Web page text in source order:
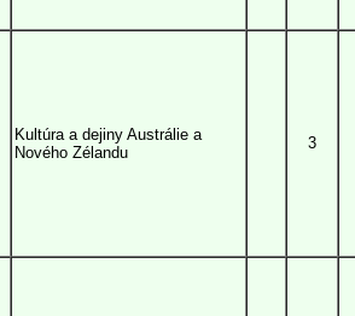
Kultúra a dejiny Austrálie a
Nového Zélandu
3